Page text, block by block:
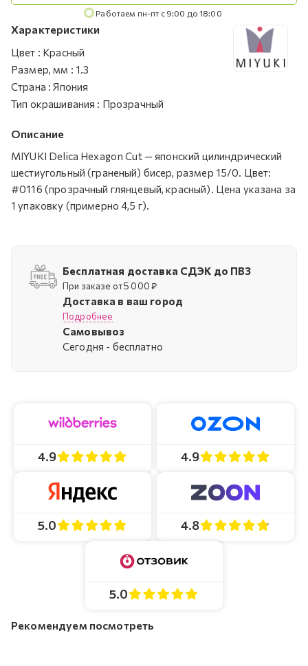
Работаем пн-пт с 9:00 до 18:00
Характеристики
Цвет : Красный
Размер, мм : 1.3
Страна : Япония
Тип окрашивания : Прозрачный
Описание
MIYUKI Delica Hexagon Cut — японский цилиндрический
шестиугольный (граненый) бисер, размер 15/0. Цвет:
#0116 (прозрачный глянцевый, красный). Цена указана за
1 упаковку (примерно 4,5 г).
Бесплатная доставка СДЭК до ПВЗ
При заказе от 5 000 ₽
Доставка в ваш город
Подробнее
Самовывоз
Cегодня - бесплатно
4.9 4.9
5.0 4.8
5.0
Рекомендуем посмотреть